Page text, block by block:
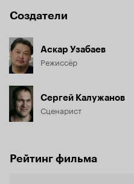
Создатели
Аскар Узабаев
Режиссёр
Сергей Калужанов
Сценарист
Рейтинг фильма